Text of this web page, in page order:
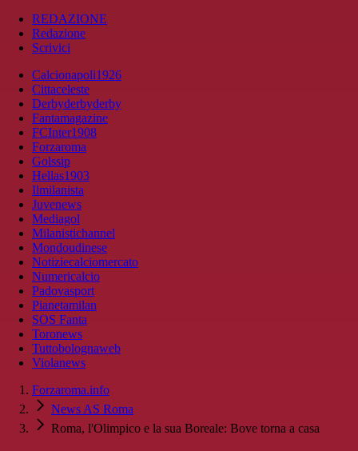
REDAZIONE
Redazione
Scrivici
Calcionapoli1926
Cittaceleste
Derbyderbyderby
Fantamagazine
FCInter1908
Forzaroma
Golssip
Hellas1903
Ilmilanista
Juvenews
Mediagol
Milanistichannel
Mondoudinese
Notiziecalciomercato
Numericalcio
Padovasport
Pianetamilan
SOS Fanta
Toronews
Tuttobolognaweb
Violanews
Forzaroma.info
News AS Roma
Roma, l'Olimpico e la sua Boreale: Bove torna a casa